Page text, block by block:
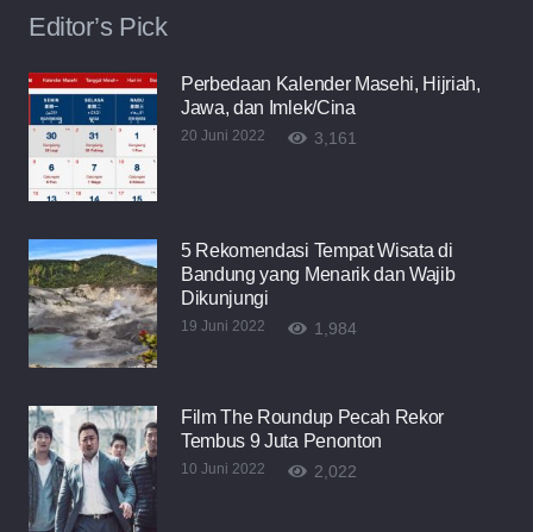
Editor’s Pick
Perbedaan Kalender Masehi, Hijriah,
Jawa, dan Imlek/Cina
20 Juni 2022 3,161
5 Rekomendasi Tempat Wisata di
Bandung yang Menarik dan Wajib
Dikunjungi
19 Juni 2022 1,984
Film The Roundup Pecah Rekor
Tembus 9 Juta Penonton
10 Juni 2022 2,022